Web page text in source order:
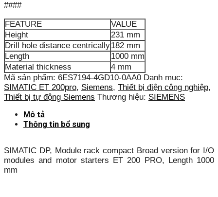
####
FEATURE
VALUE
Height
231 mm
Drill hole distance centrically182 mm
Length
1000 mm
Material thickness
4 mm
Mã sản phẩm: 6ES7194-4GD10-0AA0 Danh mục:
SIMATIC ET 200pro, Siemens, Thiết bị điện công nghiệp,
Thiết bị tự động Siemens Thương hiệu: SIEMENS
Mô tả
Thông tin bổ sung
SIMATIC DP, Module rack compact Broad version for I/O
modules and motor starters ET 200 PRO, Length 1000
mm